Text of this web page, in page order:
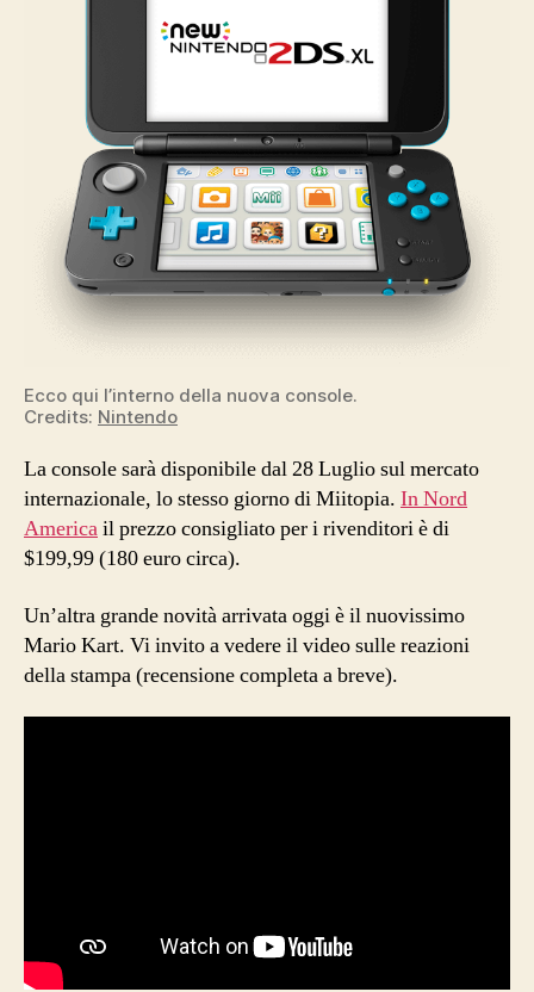
Ecco qui l’interno della nuova console.
Credits: Nintendo
La console sarà disponibile dal 28 Luglio sul mercato
internazionale, lo stesso giorno di Miitopia. In Nord
Americail prezzo consigliato per i rivenditori è di
$199,99 (180 euro circa).
Un’altra grande novità arrivata oggi è il nuovissimo
Mario Kart. Vi invito a vedere il video sulle reazioni
della stampa (recensione completa a breve).